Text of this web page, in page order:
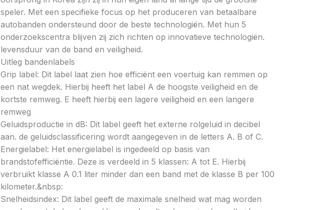
speler. Met een specifieke focus op het produceren van betaalbare
autobanden ondersteund door de beste technologiën. Met hun 5
onderzoekscentra blijven zij zich richten op innovatieve technologiën.
levensduur van de band en veiligheid.
Uitleg bandenlabels
Grip label: Dit label laat zien hoe efficiënt een voertuig kan remmen op
een nat wegdek. Hierbij heeft het label A de hoogste veiligheid en de
kortste remweg. E heeft hierbij een lagere veiligheid en een langere
remweg
Geluidsproductie in dB: Dit label geeft het externe rolgeluid in decibel
aan. de geluidsclassificering wordt aangegeven in de letters A. B of C.
Energielabel: Het energielabel is ingedeeld op basis van
brandstofefficiëntie. Deze is verdeeld in 5 klassen: A tot E. Hierbij
verbruikt klasse A 0.1 liter minder dan een band met de klasse B per 100
kilometer.&nbsp:
Snelheidsindex: Dit label geeft de maximale snelheid wat mag worden